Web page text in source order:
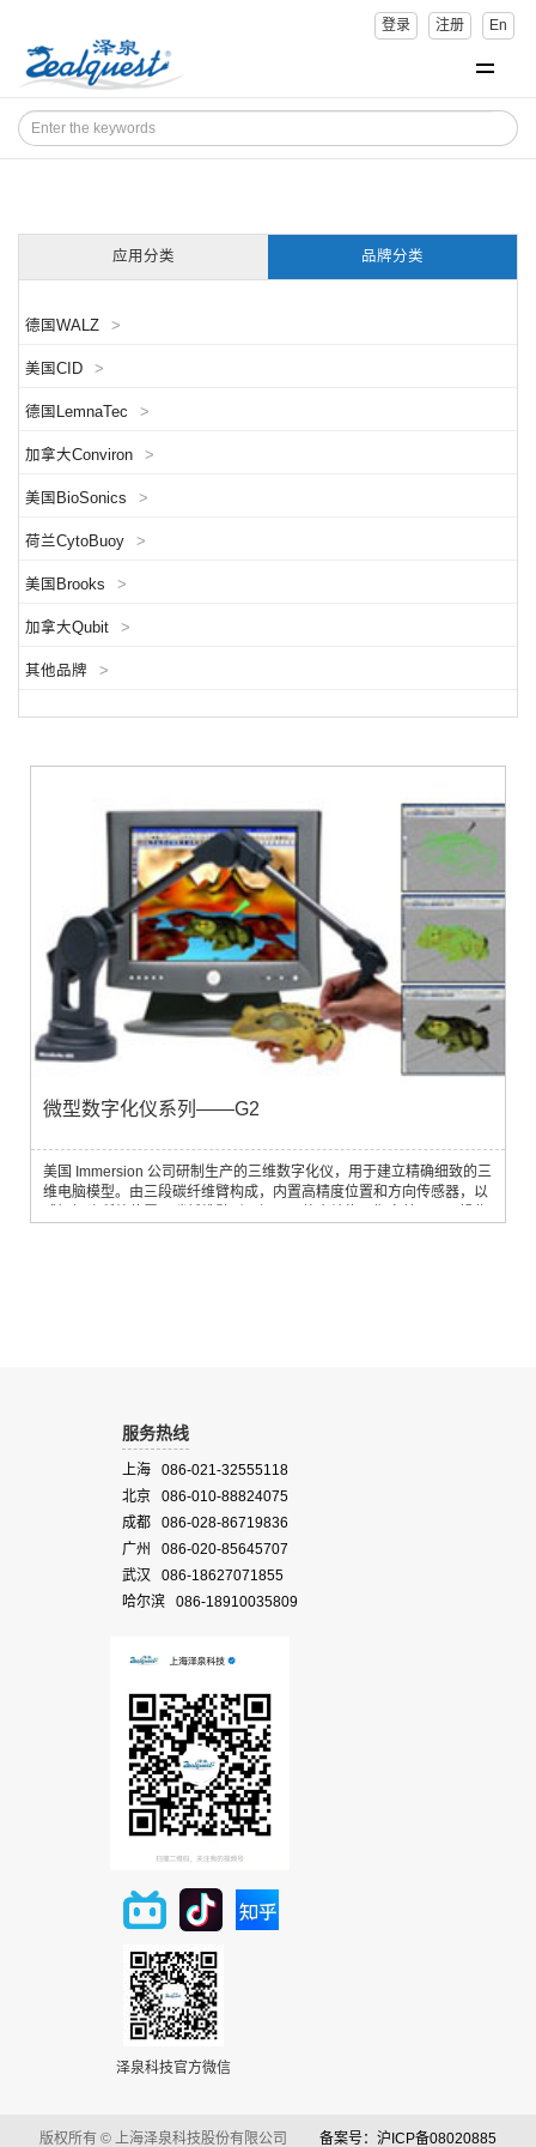
登录 注册 En
应用分类 品牌分类
德国WALZ >
美国CID >
德国LemnaTec >
加拿大Conviron >
美国BioSonics >
荷兰CytoBuoy >
美国Brooks >
加拿大Qubit >
其他品牌 >
微型数字化仪系列——G2
美国 Immersion 公司研制生产的三维数字化仪，用于建立精确细致的三
维电脑模型。由三段碳纤维臂构成，内置高精度位置和方向传感器，以
服务热线
上海 086-021-32555118
北京 086-010-88824075
成都 086-028-86719836
广州 086-020-85645707
武汉 086-18627071855
哈尔滨 086-18910035809
泽泉科技官方微信
版权所有 © 上海泽泉科技股份有限公司 备案号：沪ICP备08020885